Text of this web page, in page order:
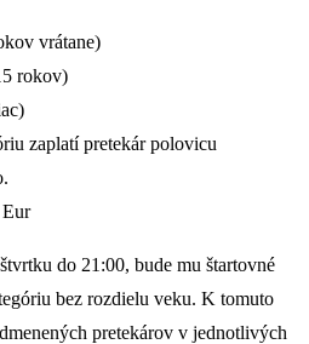
vrátane)
rokov)
zaplatí pretekár polovicu
štvrtku do 21 :00, bude mu štartovné
bez rozdielu veku. K tomuto
pretekárov v jednotlivých